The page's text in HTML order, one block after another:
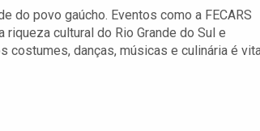
do povo gaúcho. Eventos como a FECARS
cultural do Rio Grande do Sul e
costumes, danças, músicas e culinária é